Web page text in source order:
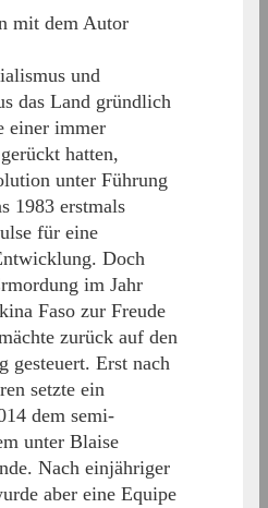
mit dem Autor
und
das Land gründlich
einer immer
hatten,
unter Führung
1983 erstmals
für eine
Doch
im Jahr
Faso zur Freude
zurück auf den
gesteuert. Erst nach
setzte ein
dem semi-
unter Blaise
Nach einjähriger
aber eine Equipe